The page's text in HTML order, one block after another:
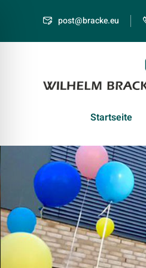
post@bracke.eu
Startseite